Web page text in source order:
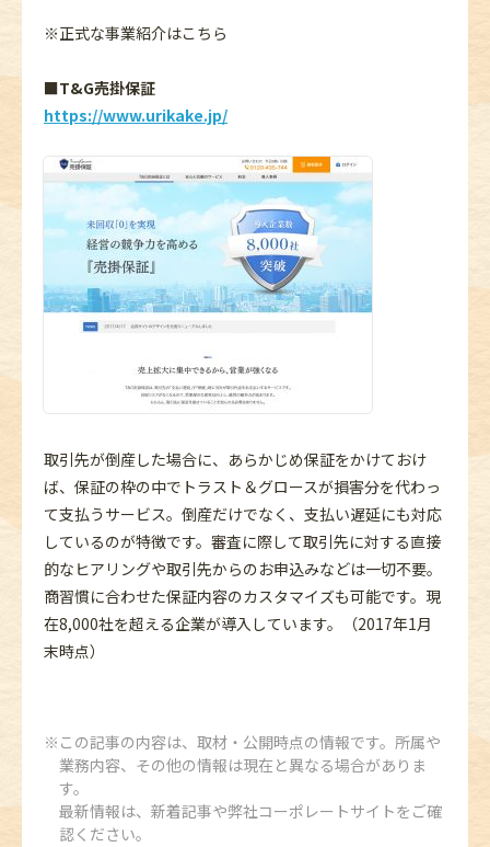
※正式な事業紹介はこちら
■T&G売掛保証
https://www.urikake.jp/
取引先が倒産した場合に、あらかじめ保証をかけておけ
ば、保証の枠の中でトラスト＆グロースが損害分を代わっ
て支払うサービス。倒産だけでなく、支払い遅延にも対応
しているのが特徴です。審査に際して取引先に対する直接
的なヒアリングや取引先からのお申込みなどは一切不要。
商習慣に合わせた保証内容のカスタマイズも可能です。現
在8,000社を超える企業が導入しています。（2017年1月
末時点）
この記事の内容は、取材・公開時点の情報です。所属や
業務内容、その他の情報は現在と異なる場合がありま
す。
最新情報は、新着記事や弊社コーポレートサイトをご確
認ください。